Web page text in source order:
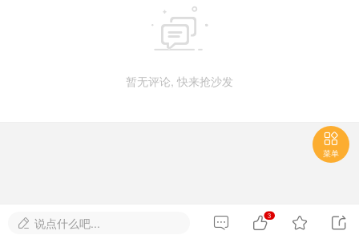

暂无评论, 快来抢沙发

菜单
 说点什么吧...  3  